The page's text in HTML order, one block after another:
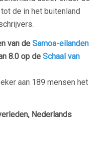
de in het buitenland
van de Samoa-eilanden
8.0 op de Schaal van
aan 189 mensen het
Nederlands